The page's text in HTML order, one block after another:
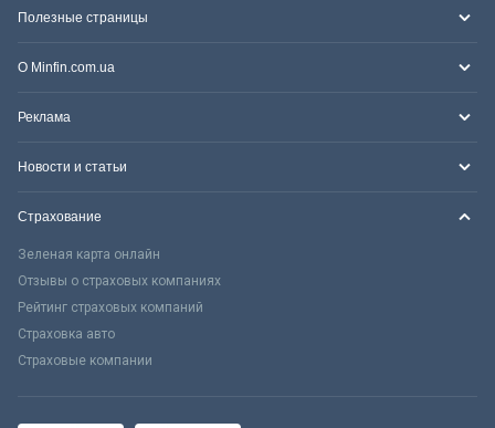
Полезные страницы
О Minfin.com.ua
Реклама
Новости и статьи
Страхование
Зеленая карта онлайн
Отзывы о страховых компаниях
Рейтинг страховых компаний
Страховка авто
Страховые компании